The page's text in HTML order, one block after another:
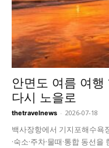
안면도 여름 여
다시 노을로
thetravelnews - 2026-07-18
백사장항에서 기지포해수욕
·숙소·주차·물때·통합 동선